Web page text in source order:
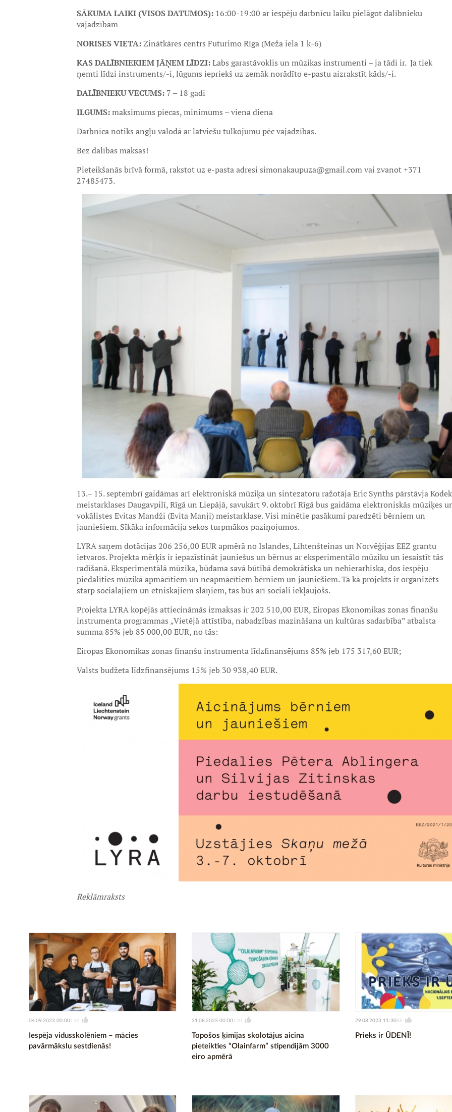
SĀKUMA LAIKI (VISOS DATUMOS): 16:00-19:00 ar iespēju darbnīcu laiku pielāgot dalībnieku
vajadzībām
NORISES VIETA:Zinātkāres centrs Futurimo Rīga (Meža iela 1 k-6)
KAS DALĪBNIEKIEM JĀŅEM LĪDZI:Labs garastāvoklis un mūzikas instrumenti – ja tādi ir. Ja tiek
ņemti līdzi instruments/-i, lūgums iepriekš uz zemāk norādīto e-pastu aizrakstīt kāds/-i.
DALĪBNIEKU VECUMS: 7 – 18 gadi
ILGUMS:maksimums piecas, minimums – viena diena
Darbnīca notiks angļu valodā ar latviešu tulkojumu pēc vajadzības.
Bez dalības maksas!
Pieteikšanās brīvā formā, rakstot uz e-pasta adresi simonakaupuza@gmail.com vai zvanot +371
27485473.
13.– 15. septembrī gaidāmas arī elektroniskā mūziķa un sintezatoru ražotāja Eric Synths pārstāvja Kodek
meistarklases Daugavpilī, Rīgā un Liepājā, savukārt 9. oktobrī Rīgā bus gaidāma elektroniskās mūziķes
vokālistes Evitas Mandži (Evita Manji) meistarklase. Visi minētie pasākumi paredzēti bērniem un
jauniešiem. Sīkāka informācija sekos turpmākos paziņojumos.
LYRA saņem dotācijas 206 256,00 EUR apmērā no Islandes, Lihtenšteinas un Norvēģijas EEZ grantu
ietvaros. Projekta mērķis ir iepazīstināt jauniešus un bērnus ar eksperimentālo mūziku un iesaistīt tās
radīšanā. Eksperimentālā mūzika, būdama savā būtībā demokrātiska un nehierarhiska, dos iespēju
piedalīties mūzikā apmācītiem un neapmācītiem bērniem un jauniešiem. Tā kā projekts ir organizēts
starp sociālajiem un etniskajiem slāņiem, tas būs arī sociāli iekļaujošs.
Projekta LYRA kopējās attiecināmās izmaksas ir 202 510,00 EUR, Eiropas Ekonomikas zonas finanšu
instrumenta programmas „Vietējā attīstība, nabadzības mazināšana un kultūras sadarbība” atbalsta
summa 85% jeb 85 000,00 EUR, no tās:
Eiropas Ekonomikas zonas finanšu instrumenta līdzfinansējums 85% jeb 175 317,60 EUR;
Valsts budžeta līdzfinansējums 15% jeb 30 938,40 EUR.
Reklāmraksts
Iespēja vidusskolēniem – mācies
pavārmākslu sestdienās!
04.09.2023 00:00154
Topošos ķīmijas skolotājus aicina
pieteikties “Olainfarm” stipendijām 3000
eiro apmērā
31.08.2023 00:00120
Prieks ir ŪDENĪ!
29.08.2023 11:3088